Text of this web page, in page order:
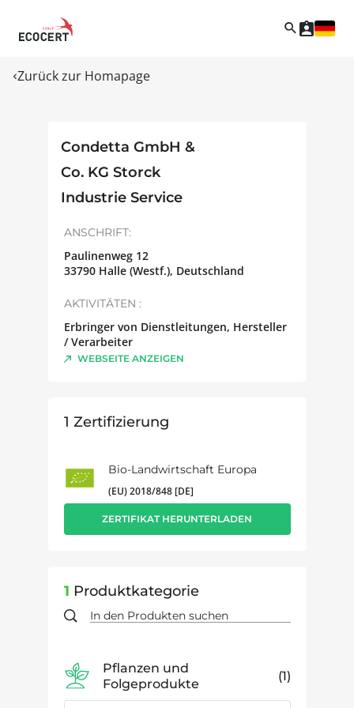
Zurück zur Homapage
Condetta GmbH &
Co. KG Storck
Industrie Service
ANSCHRIFT:
Paulinenweg 12
33790 Halle (Westf.), Deutschland
AKTIVITÄTEN :
Erbringer von Dienstleitungen, Hersteller
/ Verarbeiter
WEBSEITE ANZEIGEN
1 Zertifizierung
Bio-Landwirtschaft Europa
(EU) 2018/848 [DE]
ZERTIFIKAT HERUNTERLADEN
1 Produktkategorie
Pflanzen und
Folgeprodukte
1